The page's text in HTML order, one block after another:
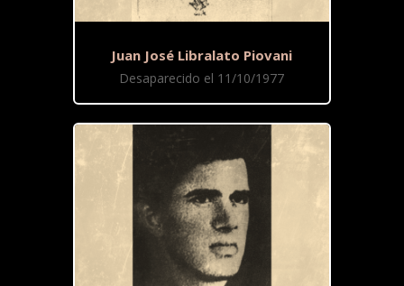
Juan José Libralato Piovani
Desaparecido el 11/10/1977